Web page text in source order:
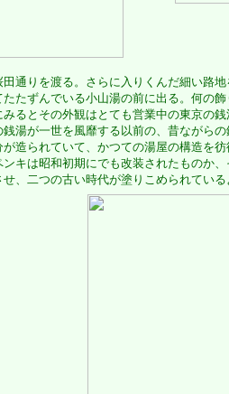
通りを渡る。さらに入りくんだ細い路
たたずんでいる小山湯の前に出る。何の
みるとその外観はとても営業中の東京の
銭湯が一世を風靡する以前の、昔ながら
造られていて、かつての湯屋の構造を
キは昭和初期にでも改装されたものか
、二つの古い時代が塗りこめられてい